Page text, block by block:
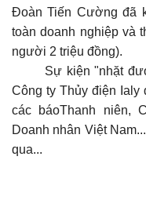
Đoàn Tiến Cường đã
toàn doanh nghiệp và
người 2 triệu đồng).
Sự kiện "nhặt
Công ty Thủy điện
các báoThanh niên,
Doanh nhân Việt
qua...